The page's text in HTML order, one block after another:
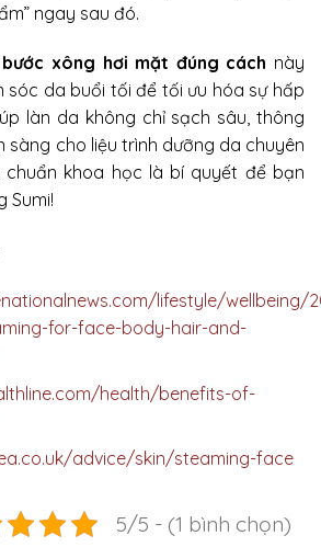
ngay sau đó.
xông hơi mặt đúng cách này
sóc da buổi tối để tối ưu hóa sự hấp
làn da không chỉ sạch sâu, thông
sàng cho liệu trình dưỡng da chuyên
chuẩn khoa học là bí quyết để bạn
Sumi!
lifestyle/wellbeing/
for-face-body-hair-and-
health/benefits-of-
advice/skin/steaming-face
5/5 - (1 bình chọn)